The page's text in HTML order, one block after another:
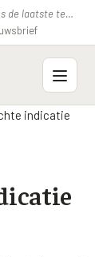
1 van de 10 beste cosmetische artsen volgens de laatste test van de consumentenbond.
indicatie